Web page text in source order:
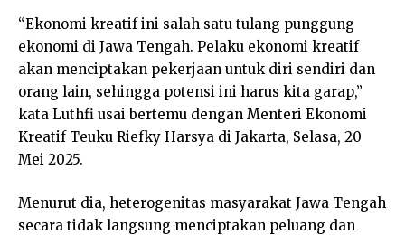
“Ekonomi kreatif ini salah satu tulang punggung
ekonomi di Jawa Tengah. Pelaku ekonomi kreatif
akan menciptakan pekerjaan untuk diri sendiri dan
orang lain, sehingga potensi ini harus kita garap,”
kata Luthfi usai bertemu dengan Menteri Ekonomi
Kreatif Teuku Riefky Harsya di Jakarta, Selasa, 20
Mei 2025.
Menurut dia, heterogenitas masyarakat Jawa Tengah
secara tidak langsung menciptakan peluang dan